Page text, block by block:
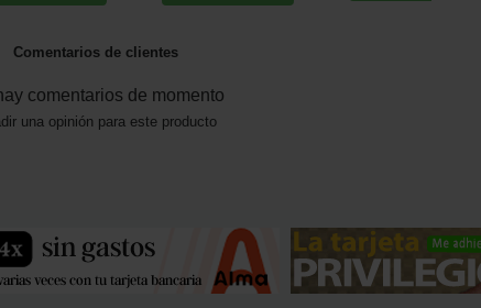
Comentarios de clientes
comentarios de momento
una opinión para este producto